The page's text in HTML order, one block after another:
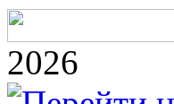
2026